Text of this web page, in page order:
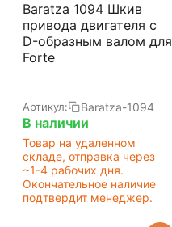
Baratza 1094 Шкив
привода двигателя с
D-образным валом для
Forte
Артикул: Baratza-1094
В наличии
Товар на удаленном
складе, отправка через
~1-4 рабочих дня.
Окончательное наличие
подтвердит менеджер.